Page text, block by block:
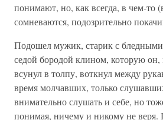
понимают, но, как всегда, в чем-то
сомневаются, подозрительно
Подошел мужик, старик с
седой бородой клином, которую
всунул в толпу, воткнул между
время молчавших, только
внимательно слушать и себе, но
понимая, ничему и никому не